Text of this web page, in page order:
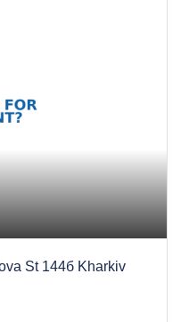
St 144б Kharkiv